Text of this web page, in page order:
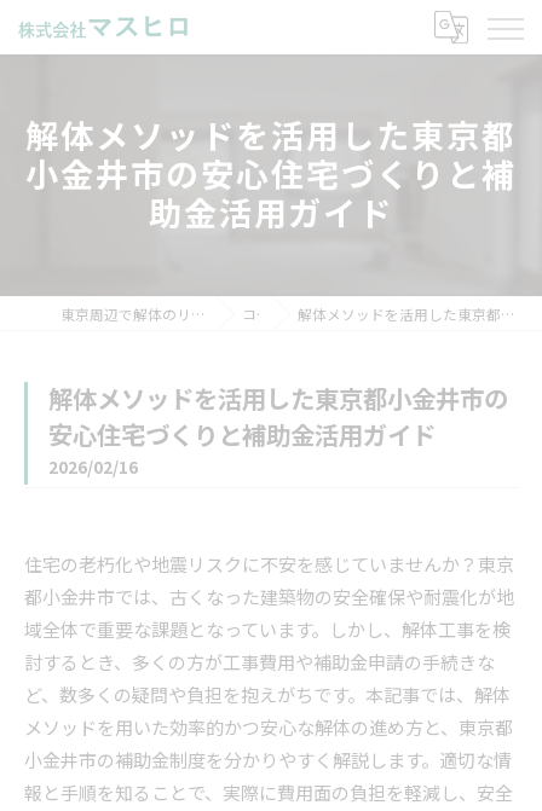
解体メソッドを活用した東京都
小金井市の安心住宅づくりと補
助金活用ガイド
東京周辺で解体のリクルートなら株式会社マスヒロ コラム 解体メソッドを活用した東京都小金井市の安心住宅づくりと補助金活用ガイド
解体メソッドを活用した東京都小金井市の
安心住宅づくりと補助金活用ガイド
2026/02/16
住宅の老朽化や地震リスクに不安を感じていませんか？東京
都小金井市では、古くなった建築物の安全確保や耐震化が地
域全体で重要な課題となっています。しかし、解体工事を検
討するとき、多くの方が工事費用や補助金申請の手続きな
ど、数多くの疑問や負担を抱えがちです。本記事では、解体
メソッドを用いた効率的かつ安心な解体の進め方と、東京都
小金井市の補助金制度を分かりやすく解説します。適切な情
報と手順を知ることで、実際に費用面の負担を軽減し、安全